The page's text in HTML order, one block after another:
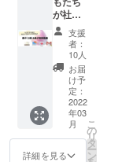
（末日
配信予
定）。
何かや
りたい
けど、
どうし
たら良
いか
な？、
何かで
きるこ
とはな
り扱い
商品を
増やし
ていき
ます！
（割引
券有効
期間～
2022年
12月31
日ま
で）
が社会
で安心
して生
きてい
くため
のQ&A
＞冊子
（https:
//wm-
salon.c
om/wp/
wp-
支援
者：
10人
お届
け予
定：
2022
年03
月
詳細を見る
こ
の
リ
タ
ー
ン